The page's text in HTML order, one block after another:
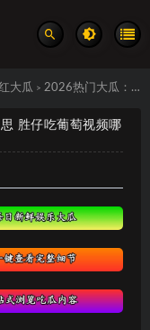
大瓜 > 2026热门大瓜：芮甜甜胜仔吃葡萄啥意思 胜仔吃葡萄视频哪里有 真实事件汇总
胜仔吃葡萄视频哪